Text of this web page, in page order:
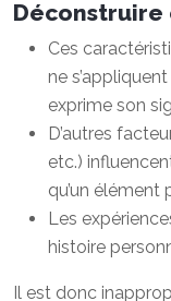
Déconstruire
Ces
ne
exprime son
D’autres
etc.)
qu’un élément
Les
histoire
Il est donc